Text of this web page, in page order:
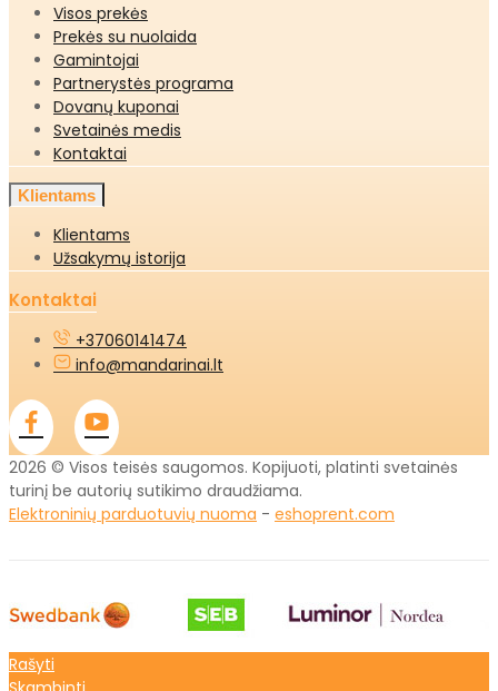
Visos prekės
Prekės su nuolaida
Gamintojai
Partnerystės programa
Dovanų kuponai
Svetainės medis
Kontaktai
Klientams
Klientams
Užsakymų istorija
Kontaktai
+37060141474
info@mandarinai.lt
2026 © Visos teisės saugomos. Kopijuoti, platinti svetainės
turinį be autorių sutikimo draudžiama.
Elektroninių parduotuvių nuoma - eshoprent.com
Rašyti